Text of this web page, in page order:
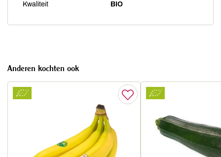
Kwaliteit BIO
Anderen kochten ook